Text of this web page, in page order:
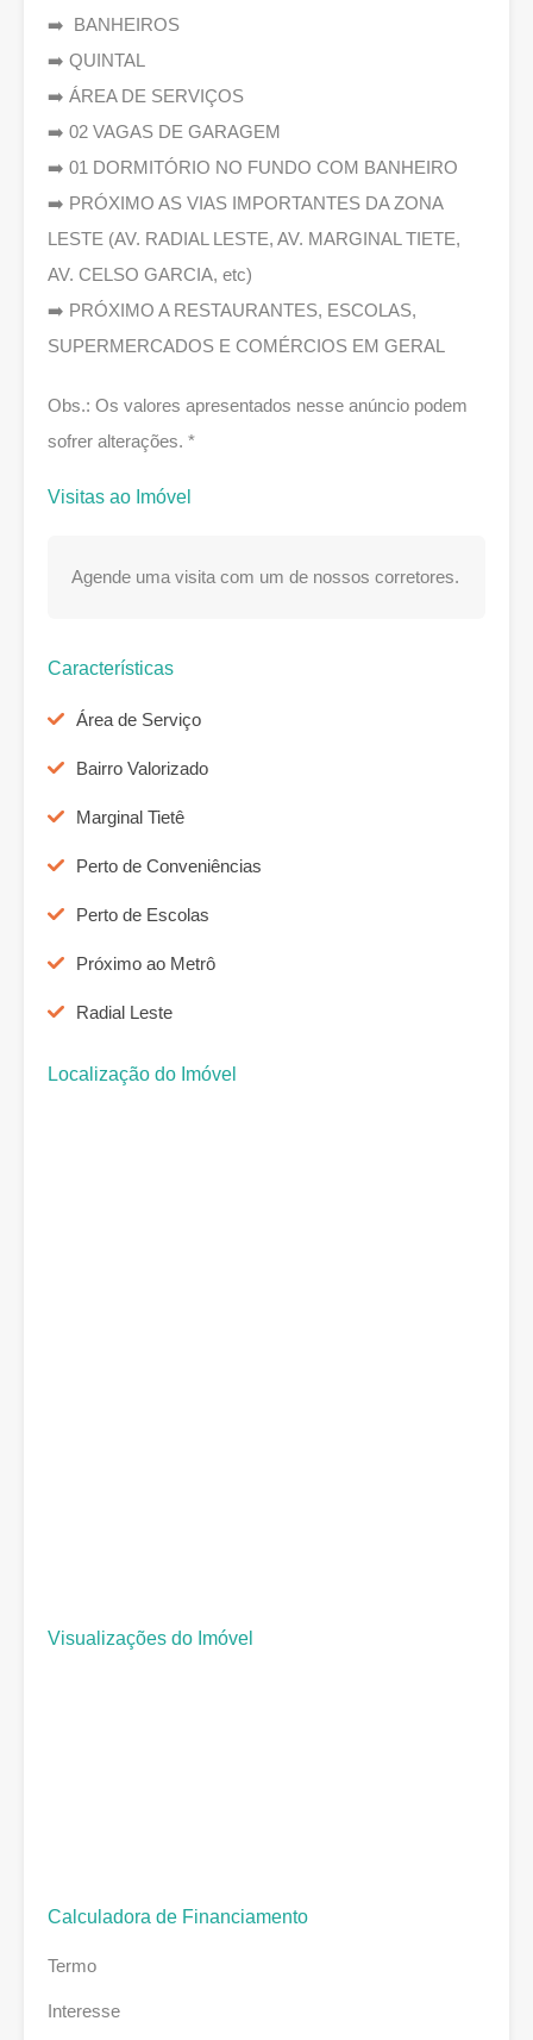
➡️ BANHEIROS
➡️ QUINTAL
➡️ ÁREA DE SERVIÇOS
➡️ 02 VAGAS DE GARAGEM
➡️ 01 DORMITÓRIO NO FUNDO COM BANHEIRO
➡️ PRÓXIMO AS VIAS IMPORTANTES DA ZONA
LESTE (AV. RADIAL LESTE, AV. MARGINAL TIETE,
AV. CELSO GARCIA, etc)
➡️ PRÓXIMO A RESTAURANTES, ESCOLAS,
SUPERMERCADOS E COMÉRCIOS EM GERAL
Obs.: Os valores apresentados nesse anúncio podem
sofrer alterações. *
Visitas ao Imóvel
Agende uma visita com um de nossos corretores.
Características
Área de Serviço
Bairro Valorizado
Marginal Tietê
Perto de Conveniências
Perto de Escolas
Próximo ao Metrô
Radial Leste
Localização do Imóvel
Visualizações do Imóvel
Calculadora de Financiamento
Termo
Interesse